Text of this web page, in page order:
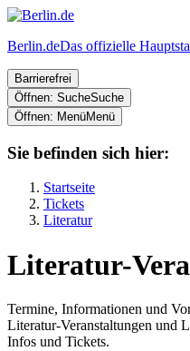
Berlin.deDas offizielle
Barrierefrei
Öffnen: SucheSuche
Öffnen: MenüMenü
Sie befinden sich hier:
Startseite
Tickets
Literatur
Literatur-
Termine, Informationen und
Literatur-Veranstaltungen und
Infos und Tickets.